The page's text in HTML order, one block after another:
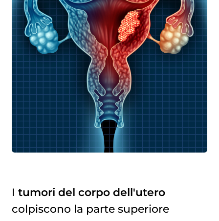
I tumori del corpo dell'utero
colpiscono la parte superiore